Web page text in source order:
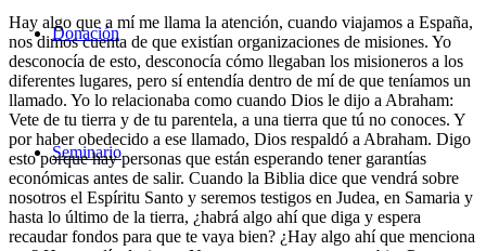
Donación
Seminario
Hay algo que a mí me llama la atención, cuando viajamos a España,
nos dimos cuenta de que existían organizaciones de misiones. Yo
desconocía de esto, desconocía cómo llegaban los misioneros a los
diferentes lugares, pero sí entendía dentro de mí de que teníamos un
llamado. Yo lo relacionaba como cuando Dios le dijo a Abraham:
Vete de tu tierra y de tu parentela, a una tierra que tú no conoces. Y
por haber obedecido a ese llamado, Dios respaldó a Abraham. Digo
esto porque hay personas que están esperando tener garantías
económicas antes de salir. Cuando la Biblia dice que vendrá sobre
nosotros el Espíritu Santo y seremos testigos en Judea, en Samaria y
hasta lo último de la tierra, ¿habrá algo ahí que diga y espera
recaudar fondos para que te vaya bien? ¿Hay algo ahí que menciona